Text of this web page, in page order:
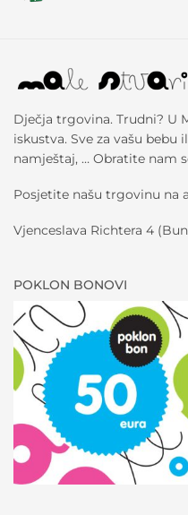
Dječja trgovina. Trudni? U
iskustva. Sve za vašu bebu
namještaj, … Obratite nam
Posjetite našu trgovinu na
Vjenceslava Richtera 4
POKLON BONOVI